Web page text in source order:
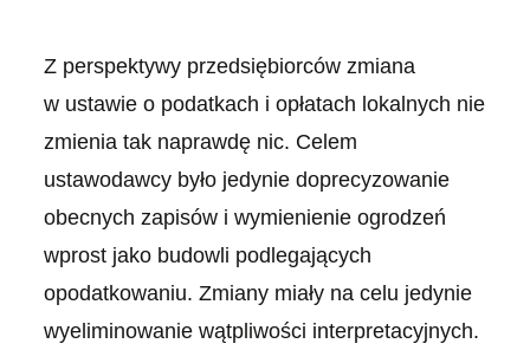
Z perspektywy przedsiębiorców zmiana
w ustawie o podatkach i opłatach lokalnych nie
zmienia tak naprawdę nic. Celem
ustawodawcy było jedynie doprecyzowanie
obecnych zapisów i wymienienie ogrodzeń
wprost jako budowli podlegających
opodatkowaniu. Zmiany miały na celu jedynie
wyeliminowanie wątpliwości interpretacyjnych.